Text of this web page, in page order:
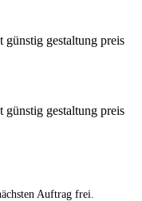
Auftrag frei.